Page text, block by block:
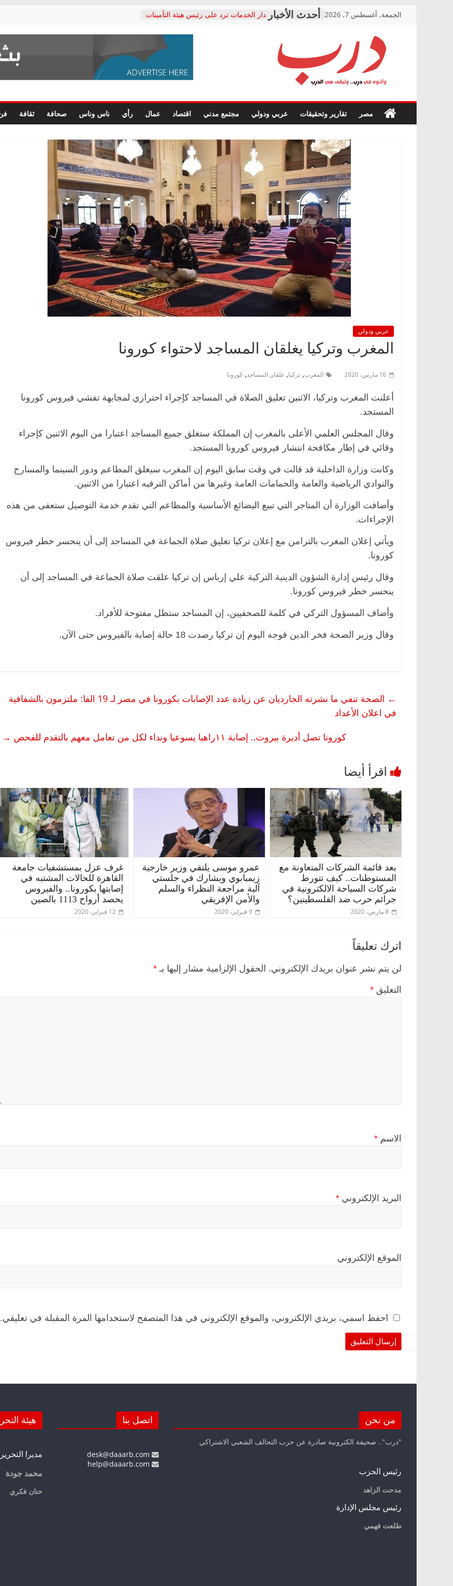
الجمعة, أغسطس 7, 2026
دار الخدمات ترد على رئيس هيئة التأمينات
معاناة أصحاب المعاشات.. ونطالب بكشف
فرحات سليمان يكتب: القطاع الصحي إلى
حزب التحالف الشعبي يطلق لجنة “الحق
صور .. اعتماد الرسومات النهائية للقرار
الوزاري لمدينة الصحفيين.. وانتهاء أعمال
إنشاء المبنى الإداري
متابعة قضية الدكتور محمد زهران.. ويؤكد:
قرينة البراءة وضمانات المحاكمة العادلة
حق أصيل
درب
في
درب..
مصر تقارير وتحقيقات عربي ودولي مجتمع مدني اقتصاد عمال رأي ناس وناس صحافة ثقافة
عربي ودولي
المغرب وتركيا يغلقان المساجد لاحتواء كورونا
16 مارس، 2020 المغرب, تركيا, غلقان المساجد, كورونا
أعلنت المغرب وتركيا، الاثنين تعليق الصلاة في المساجد كإجراء احترازي لمجابهة تفشي فيروس كورونا
المستجد.
وقال المجلس العلمي الأعلى بالمغرب إن المملكة ستغلق جميع المساجد اعتبارا من اليوم الاثنين كإجراء
وقائي في إطار مكافحة انتشار فيروس كورونا المستجد.
وكانت وزارة الداخلية قد قالت في وقت سابق اليوم إن المغرب سيغلق المطاعم ودور السينما والمسارح
والنوادي الرياضية والعامة والحمامات العامة وغيرها من أماكن الترفيه اعتبارا من الاثنين.
وأضافت الوزارة أن المتاجر التي تبيع البضائع الأساسية والمطاعم التي تقدم خدمة التوصيل ستعفى من هذه
الإجراءات.
ويأتي إعلان المغرب بالترامن مع إعلان تركيا تعليق صلاة الجماعة في المساجد إلى أن ينحسر خطر فيروس
كورونا.
وقال رئيس إدارة الشؤون الدينية التركية علي إرباس إن تركيا علقت صلاة الجماعة في المساجد إلى أن
ينحسر خطر فيروس كورونا.
وأضاف المسؤول التركي في كلمة للصحفيين، إن المساجد ستظل مفتوحة للأفراد.
وقال وزير الصحة فخر الدين قوجه اليوم إن تركيا رصدت 18 حالة إصابة بالفيروس حتى الآن.
←
الصحة تنفي ما نشرته الجارديان عن زيادة عدد الإصابات بكورونا في مصر لـ 19 الفا: ملتزمون بالشفافية
في اعلان الأعداد
كورونا تصل أديرة بيروت.. إصابة ١١راهبا يسوعيا ونداء لكل من تعامل معهم بالتقدم للفحص
→
بعد قائمة الشركات المتعاونة مع
المستوطنات.. كيف تتورط
شركات السياحة الالكترونية في
جرائم حرب ضد الفلسطينين؟
8 مارس، 2020
عمرو موسى يلتقي وزير خارجية
زيمبابوي ويشارك في جلستي
آلية مراجعة النظراء والسلم
والأمن الإفريقي
9 فبراير، 2020
غرف عزل بمستشفيات جامعة
القاهرة للحالات المشتبه في
إصابتها بكورونا.. والفيروس
يحصد أرواح 1113 بالصين
12 فبراير، 2020
اترك تعليقاً
لن يتم نشر عنوان بريدك الإلكتروني. الحقول الإلزامية مشار إليها بـ *
التعليق *
الاسم *
البريد الإلكتروني *
الموقع الإلكتروني
احفظ اسمي، بريدي الإلكتروني، والموقع الإلكتروني في هذا المتصفح لاستخدامها المرة المقبلة في تعليقي.
الحبايب
مصر ناس وناس
مقعد شاغر على مائدة الإفطار.. يحيى
حسين عبدالهادي فارس مقاومة
الخصخصة الذي دافع عن المال العام
(بروفايل)
21 فبراير، 2026
الرئيسية مصر ناس وناس
في ذكرى رحيله.. د. نور فرحات فقيه
قانوني دافع عن قضايا الوطن وانحاز
للحرية (بروفايل)
26 يناير، 2026
ناس وناس
فاروق.. خبير اقتصادي
ميلاده وحيداً على أبواب
من نحن
"درب".. صحيفة الكترونية صادرة عن حزب التحالف الشعبي الاشتراكي
رئيس الحزب
مدحت الزاهد
رئيس مجلس الإدارة
طلعت فهمي
اتصل بنا هيئة
مديرا التحرير
محمد جودة
حنان فكري